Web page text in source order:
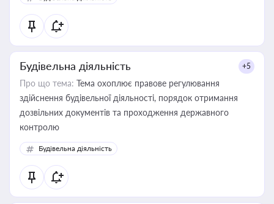
державного майна, корпоративних угод і перевірки
статусу суб'єктів оціночної діяльності
Будівельна діяльність +5
Про що тема: Тема охоплює правове регулювання
здійснення будівельної діяльності, порядок отримання
дозвільних документів та проходження державного
контролю
Будівельна діяльність